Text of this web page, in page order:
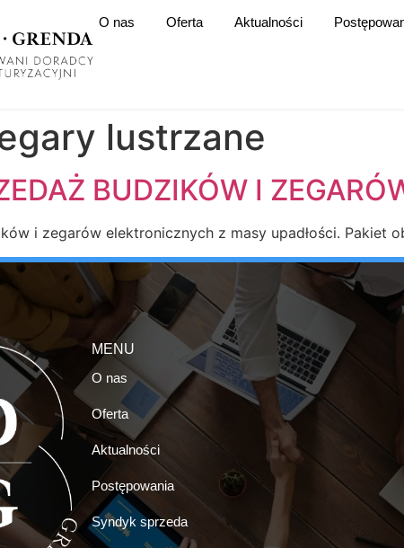
O nas Oferta Aktualności
lustrzane
BUDZIKÓW I
i zegarów elektronicznych z masy upadłości. Pakiet
MENU
O nas
Oferta
Aktualności
Postępowania
Syndyk sprzeda